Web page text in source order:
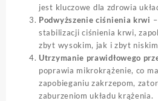
jest kluczowe dla zdrowia
Podwyższenie ciśnienia krwi
stabilizacji ciśnienia krwi,
zbyt wysokim, jak i zbyt
Utrzymanie prawidłowego
poprawia mikrokrążenie, co
zapobieganiu zakrzepom,
zaburzeniom układu krążenia.